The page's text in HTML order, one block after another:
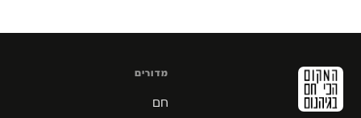
מדורים
חם